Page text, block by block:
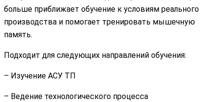
больше приближает обучение к условиям реального
производства и помогает тренировать мышечную
память.
Подходит для следующих направлений обучения:
– Изучение АСУ ТП
– Ведение технологического процесса